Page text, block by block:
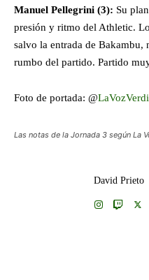
Manuel Pellegrini (3): Su
presión y ritmo del Athletic.
salvo la entrada de
rumbo del partido. Partido
Foto de portada: @
Las notas de la Jornada 3 según La
David Prieto